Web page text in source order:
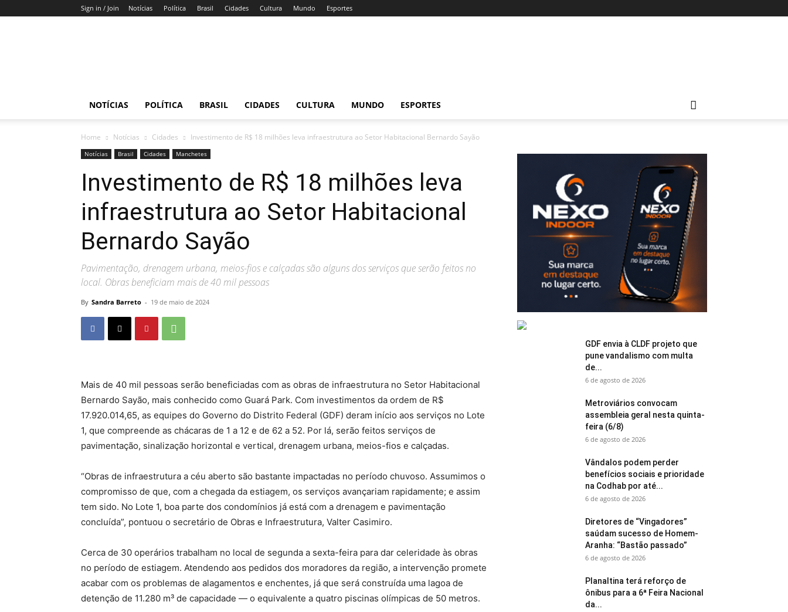
Sign in / Join Notícias Política Brasil Cidades Cultura Mundo Esportes
NOTÍCIAS POLÍTICA BRASIL CIDADES CULTURA MUNDO ESPORTES
Home Notícias Cidades Investimento de R$ 18 milhões leva infraestrutura ao Setor Habitacional Bernardo Sayão
Notícias Brasil Cidades Manchetes
Investimento de R$ 18 milhões leva
infraestrutura ao Setor Habitacional
Bernardo Sayão
Pavimentação, drenagem urbana, meios-fios e calçadas são alguns dos serviços que serão feitos no
local. Obras beneficiam mais de 40 mil pessoas
By Sandra Barreto - 19 de maio de 2024
Mais de 40 mil pessoas serão beneficiadas com as obras de infraestrutura no Setor Habitacional
Bernardo Sayão, mais conhecido como Guará Park. Com investimentos da ordem de R$
17.920.014,65, as equipes do Governo do Distrito Federal (GDF) deram início aos serviços no Lote
1, que compreende as chácaras de 1 a 12 e de 62 a 52. Por lá, serão feitos serviços de
pavimentação, sinalização horizontal e vertical, drenagem urbana, meios-fios e calçadas.
“Obras de infraestrutura a céu aberto são bastante impactadas no período chuvoso. Assumimos o
compromisso de que, com a chegada da estiagem, os serviços avançariam rapidamente; e assim
tem sido. No Lote 1, boa parte dos condomínios já está com a drenagem e pavimentação
concluída”, pontuou o secretário de Obras e Infraestrutura, Valter Casimiro.
Cerca de 30 operários trabalham no local de segunda a sexta-feira para dar celeridade às obras
no período de estiagem. Atendendo aos pedidos dos moradores da região, a intervenção promete
acabar com os problemas de alagamentos e enchentes, já que será construída uma lagoa de
detenção de 11.280 m³ de capacidade — o equivalente a quatro piscinas olímpicas de 50 metros.
GDF envia à CLDF projeto que
pune vandalismo com multa
de...
6 de agosto de 2026
Metroviários convocam
assembleia geral nesta quinta-
feira (6/8)
6 de agosto de 2026
Vândalos podem perder
benefícios sociais e prioridade
na Codhab por até...
6 de agosto de 2026
Diretores de “Vingadores”
saúdam sucesso de Homem-
Aranha: “Bastão passado”
6 de agosto de 2026
Planaltina terá reforço de
ônibus para a 6ª Feira Nacional
da...